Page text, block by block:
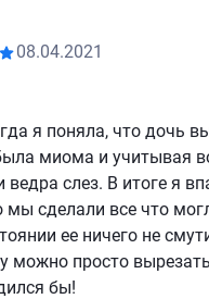
08.04.2021
я поняла, что дочь
миома и учитывая
слез. В итоге я
мы сделали все что
ее ничего не
можно просто
бы!